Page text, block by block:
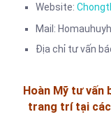
Website:
Mail:
Địa chỉ tư vấn
Hoàn Mỹ tư vấn
trang trí tại các